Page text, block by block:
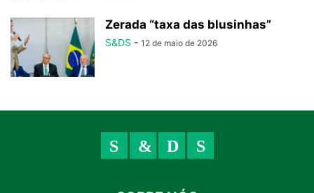
Zerada “taxa das blusinhas”
S&DS - 12 de maio de 2026